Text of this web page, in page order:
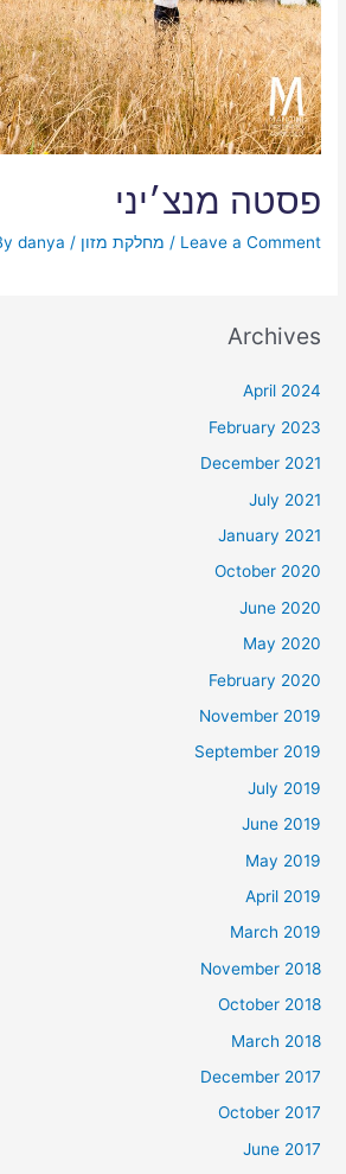
פסטה מנצ׳יני
Leave a Comment
/ מחלקת מזון / By
danya
Archives
April 2024
February 2023
December 2021
July 2021
January 2021
October 2020
June 2020
May 2020
February 2020
November 2019
September 2019
July 2019
June 2019
May 2019
April 2019
March 2019
November 2018
October 2018
March 2018
December 2017
October 2017
June 2017